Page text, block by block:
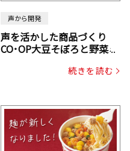
声から開発
声を活かした商品づくり
CO･OP大豆そぼろと野菜ミ
じん・コーン入り）続きを読む